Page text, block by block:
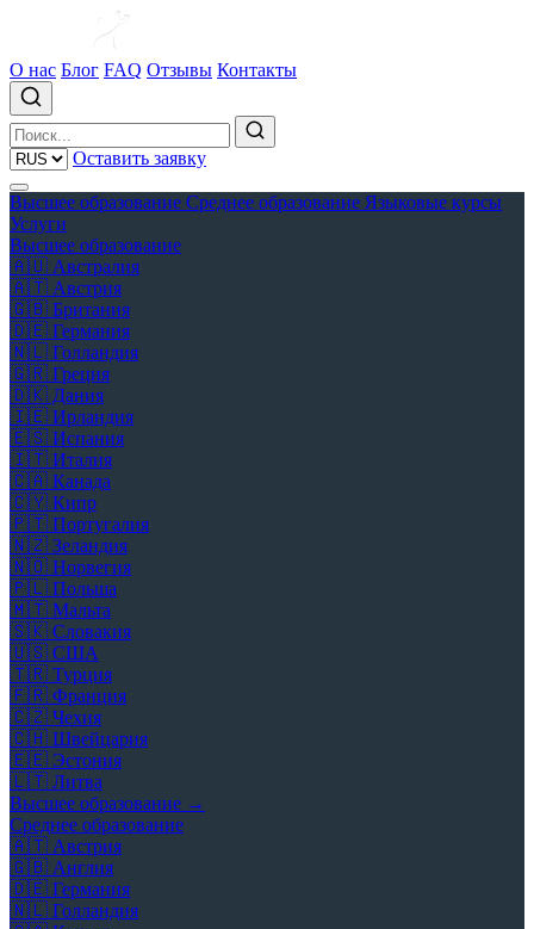
О нас Блог FAQ Отзывы Контакты
Оставить заявку
Высшее образование Среднее образование Языковые курсы
Услуги
Высшее образование
🇦🇺 Австралия
🇦🇹 Австрия
🇬🇧 Британия
🇩🇪 Германия
🇳🇱 Голландия
🇬🇷 Греция
🇩🇰 Дания
🇮🇪 Ирландия
🇪🇸 Испания
🇮🇹 Италия
🇨🇦 Канада
🇨🇾 Кипр
🇵🇹 Португалия
🇳🇿 Зеландия
🇳🇴 Норвегия
🇵🇱 Польша
🇲🇹 Мальта
🇸🇰 Словакия
🇺🇸 США
🇹🇷 Турция
🇫🇷 Франция
🇨🇿 Чехия
🇨🇭 Швейцария
🇪🇪 Эстония
🇱🇹 Литва
Высшее образование →
Среднее образование
🇦🇹 Австрия
🇬🇧 Англия
🇩🇪 Германия
🇳🇱 Голландия